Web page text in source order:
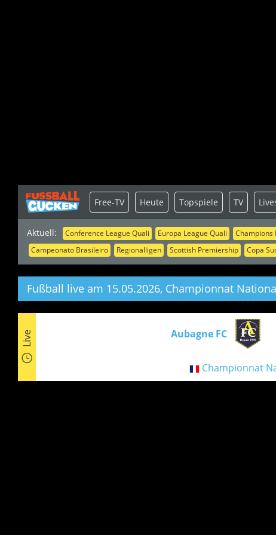
Aktuell: Conference League Quali Europa League Quali Champions
Campeonato Brasileiro
Regionalligen Scottish Premiership Copa
Free-TV Heute Topspiele TV
Fußball live am 15.05.2026, Championnat
Live Aubagne FC
Championnat